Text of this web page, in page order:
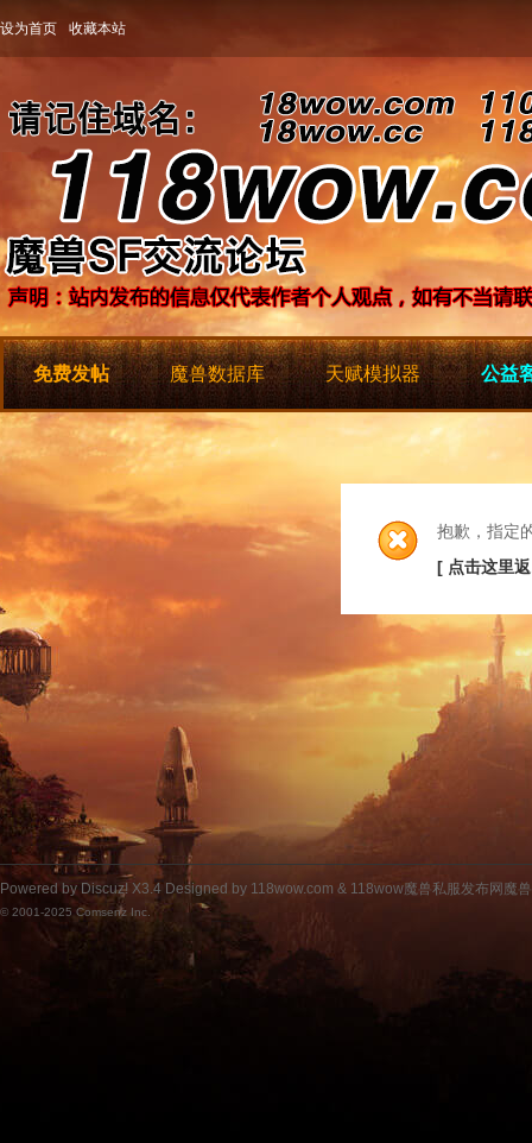
设为首页 收藏本站
免费发帖 魔兽数据库 天赋模拟器 公益
抱歉，指定
[ 点击这里
Powered by Discuz! X3.4 Designed by 118wow.com & 118wow魔兽私服发布网魔
© 2001-2025 Comsenz Inc.